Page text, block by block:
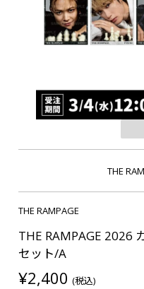
THE
THE RAMPAGE
THE RAMPAGE 2026
セット/A
¥2,400 (税込)